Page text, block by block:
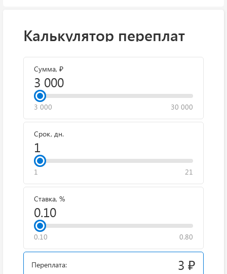
Калькулятор переплат
Сумма, ₽
3 000 30 000
Срок, дн.
1 21
Ставка, %
0.10 0.80
Переплата: 3 ₽